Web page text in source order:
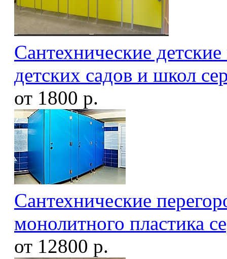
Сантехнические
детских садов и школ
от 1800 р.
Сантехнические
монолитного пластика
от 12800 р.